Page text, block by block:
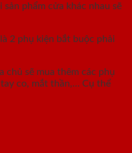
phẩm cửa khác nhau sẽ
2 phụ kiện bắt buộc phải
chủ sẽ mua thêm các phụ
co, mắt thần,… Cụ thể